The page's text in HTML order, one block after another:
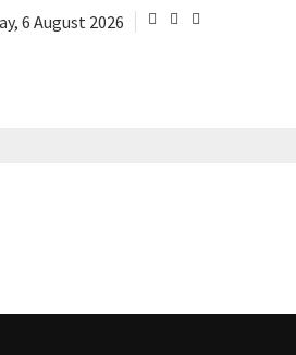
6 August 2026